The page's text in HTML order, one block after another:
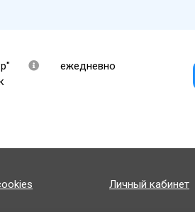
ежедневно
Личный кабинет